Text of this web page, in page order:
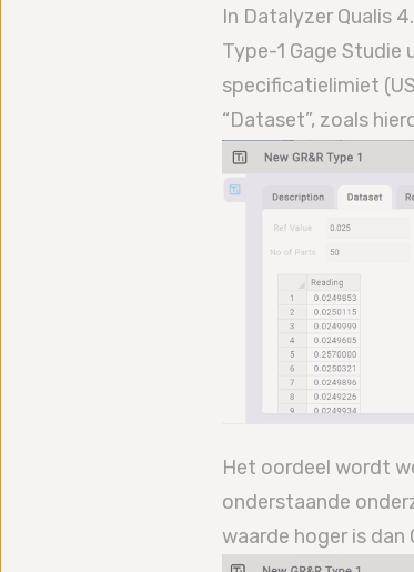
In Datalyzer Qualis
Type-1 Gage
specificatielimiet
“Dataset”, zoals
Het oordeel wordt
onderstaande
waarde hoger is dan